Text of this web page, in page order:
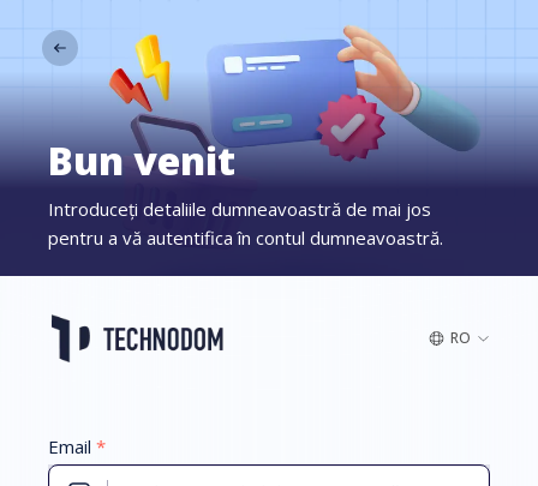
Bun venit
Introduceți detaliile dumneavoastră de mai jos
pentru a vă autentifica în contul dumneavoastră.
RO
Email *